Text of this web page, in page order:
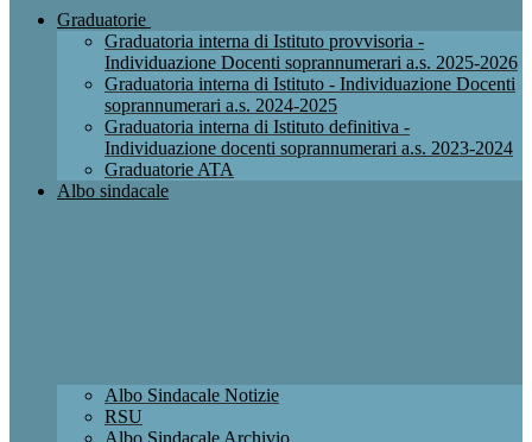
Graduatorie
Graduatoria interna di Istituto provvisoria -
Individuazione Docenti soprannumerari a.s. 2025-2026
Graduatoria interna di Istituto - Individuazione Docenti
soprannumerari a.s. 2024-2025
Graduatoria interna di Istituto definitiva -
Individuazione docenti soprannumerari a.s. 2023-2024
Graduatorie ATA
Albo sindacale
Albo Sindacale Notizie
RSU